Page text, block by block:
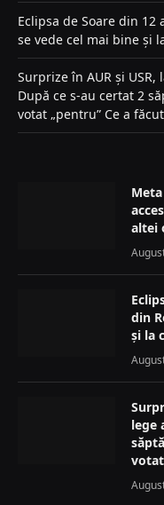
Eclipsa de Soare din
se vede cel mai bine și
Surprize în AUR și
După ce s-au certat 2
votat „pentru” Ce a
altei
din
și la
lege